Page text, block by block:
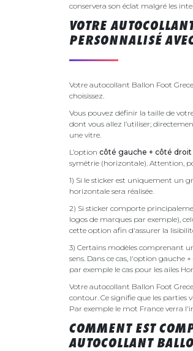
conservera son éclat malgré les
VOTRE
PERSONNALISÉ
Votre autocollant Ballon Foot
choisissez.
Vous pouvez définir la taille de
dont vous allez l’utiliser;
une vitre.
L’option côté gauche + côté droit
symétrie (horizontale). Attention,
1) Si le sticker est uniquement un
horizontale sera réalisée.
2) Si sticker comporte
logos de marques par exemple),
cette option afin d'assurer la
3) Certains modèles comprenant
sens. Dans ce cas, l'option gauche
par exemple le cas pour les ailes
Votre autocollant Ballon Foot
contour. Ce signifie que les parties
Par exemple le mot France verra
COMMENT EST
AUTOCOLLANT